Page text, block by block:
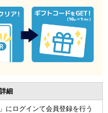
詳細
にログインて会員登録を行う